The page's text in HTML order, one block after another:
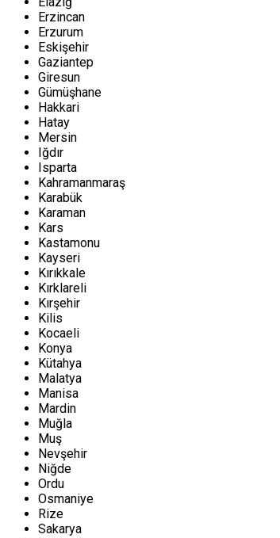
Erzincan
Erzurum
Eskişehir
Gaziantep
Giresun
Gümüşhane
Hakkari
Hatay
Mersin
Iğdır
Isparta
Kahramanmaraş
Karabük
Karaman
Kars
Kastamonu
Kayseri
Kırıkkale
Kırklareli
Kırşehir
Kilis
Kocaeli
Konya
Kütahya
Malatya
Manisa
Mardin
Muğla
Muş
Nevşehir
Niğde
Ordu
Osmaniye
Rize
Sakarya